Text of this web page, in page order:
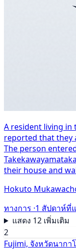
A resident living in
reported that they
The person
their house and
Hokuto
ทางการ ·1 สัปดาห์ที่
แสดง 12 เพิ่มเติม
2
Fujimi, จังหวัดนากา